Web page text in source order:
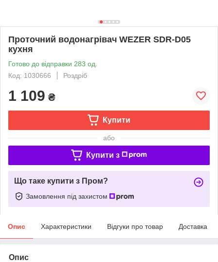
Проточний водонагрівач WEZER SDR-D05
кухня
Готово до відправки 283 од.
Код: 1030666
Роздріб
1 109 ₴
Купити
або
Купити з
Що таке купити з Пром?
Замовлення під захистом
Опис Характеристики Відгуки про товар Доставка
Опис